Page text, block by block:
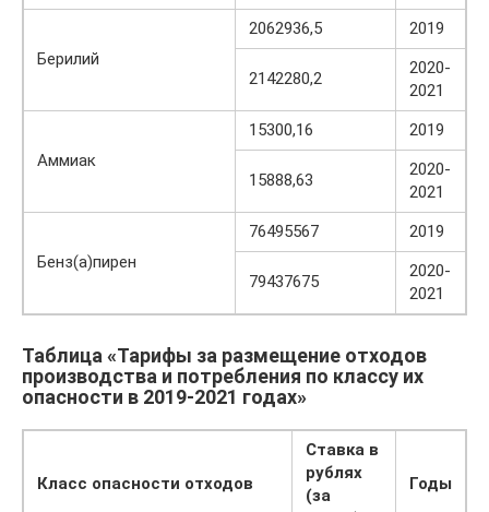
Берилий
2062936,5 2019
2142280,2
2020-
2021
Аммиак
15300,16 2019
15888,63
2020-
2021
Бенз(а)пирен
76495567 2019
79437675
2020-
2021
Таблица «Тарифы за размещение отходов
производства и потребления по классу их
опасности в 2019-2021 годах»
Класс опасности отходов
Ставка в
рублях
(за
Годы